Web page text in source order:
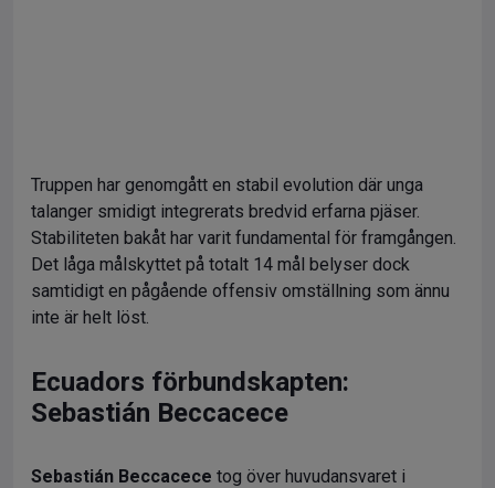
Truppen har genomgått en stabil evolution där unga
talanger smidigt integrerats bredvid erfarna pjäser.
Stabiliteten bakåt har varit fundamental för framgången.
Det låga målskyttet på totalt 14 mål belyser dock
samtidigt en pågående offensiv omställning som ännu
inte är helt löst.
Ecuadors förbundskapten:
Sebastián Beccacece
Sebastián Beccacece tog över huvudansvaret i